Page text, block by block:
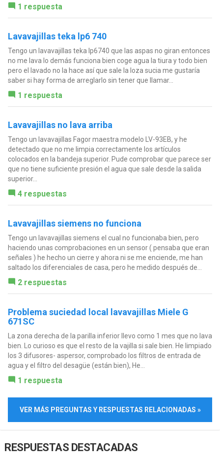
1 respuesta
Lavavajillas teka lp6 740
Tengo un lavavajillas teka lp6740 que las aspas no giran entonces
no me lava lo demás funciona bien coge agua la tiura y todo bien
pero el lavado no la hace así que sale la loza sucia me gustaría
saber si hay forma de arreglarlo sin tener que llamar...
1 respuesta
Lavavajillas no lava arriba
Tengo un lavavajillas Fagor maestra modelo LV-93EB, y he
detectado que no me limpia correctamente los artículos
colocados en la bandeja superior. Pude comprobar que parece ser
que no tiene suficiente presión el agua que sale desde la salida
superior...
4 respuestas
Lavavajillas siemens no funciona
Tengo un lavavajillas siemens el cual no funcionaba bien, pero
haciendo unas comprobaciones en un sensor ( pensaba que eran
señales ) he hecho un cierre y ahora ni se me enciende, me han
saltado los diferenciales de casa, pero he medido después de...
2 respuestas
Problema suciedad local lavavajillas Miele G
671SC
La zona derecha de la parilla inferior llevo como 1 mes que no lava
bien. Lo curioso es que el resto de la vajilla si sale bien. He limpiado
los 3 difusores- aspersor, comprobado los filtros de entrada de
agua y el filtro del desagüe (están bien), He...
1 respuesta
VER MÁS PREGUNTAS Y RESPUESTAS RELACIONADAS »
RESPUESTAS DESTACADAS